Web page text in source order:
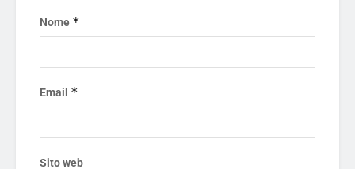
Nome *
Email *
Sito web